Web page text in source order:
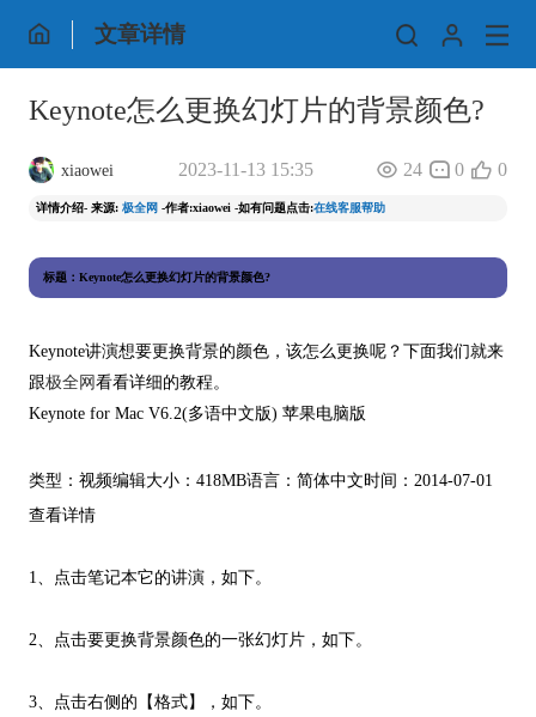
文章详情
Keynote怎么更换幻灯片的背景颜色?
xiaowei 2023-11-13 15:35 24 0 0
详情介绍- 来源: 极全网 -作者:xiaowei -如有问题点击:在线客服帮助
标题：Keynote怎么更换幻灯片的背景颜色?
Keynote讲演想要更换背景的颜色，该怎么更换呢？下面我们就来
跟极全网看看详细的教程。
Keynote for Mac V6.2(多语中文版) 苹果电脑版
类型：视频编辑大小：418MB语言：简体中文时间：2014-07-01
查看详情
1、点击笔记本它的讲演，如下。
2、点击要更换背景颜色的一张幻灯片，如下。
3、点击右侧的【格式】，如下。